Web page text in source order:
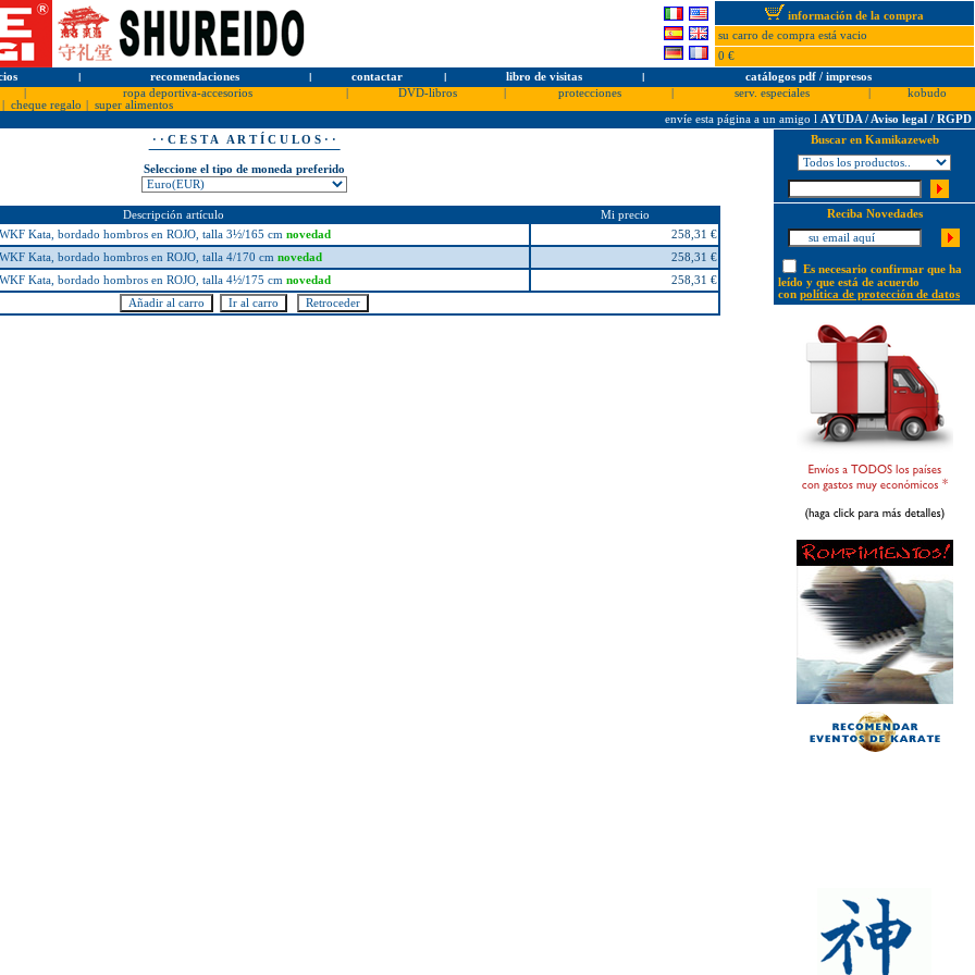
información de la compra
su carro de compra está vacio
0 €
l recomendaciones l contactar l libro de visitas l
catálogos pdf / impresos
ropa deportiva-accesorios DVD-libros protecciones serv. especiales
kobudo
cheque regalo
super alimentos
envíe esta página a un amigo l AYUDA / Aviso legal / RGPD
· · C E S T A A R T Í C U L O S · ·
Seleccione el tipo de moneda preferido
Descripción artículo
Mi precio
Kata, bordado hombros en ROJO, talla 3½/165 cm novedad
258,31 €
Kata, bordado hombros en ROJO, talla 4/170 cm novedad
258,31 €
Kata, bordado hombros en ROJO, talla 4½/175 cm novedad 258,31 €
Buscar en Kamikazeweb
Reciba Novedades
Es necesario confirmar que ha
leído y que está de acuerdo
con política de protección de datos